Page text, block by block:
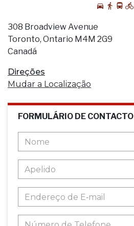
308 Broadview Avenue
Toronto, Ontario M4M 2G9
Canadá
Direções
Mudar a Localização
FORMULÁRIO DE CONTACTO